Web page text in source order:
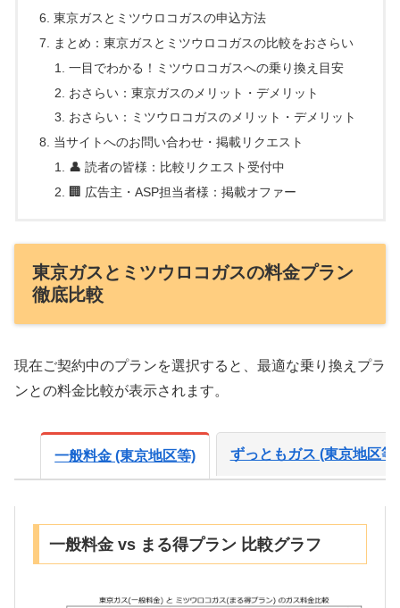
東京ガスとミツウロコガスの申込方法
まとめ：東京ガスとミツウロコガスの比較をおさらい
一目でわかる！ミツウロコガスへの乗り換え目安
おさらい：東京ガスのメリット・デメリット
おさらい：ミツウロコガスのメリット・デメリット
当サイトへのお問い合わせ・掲載リクエスト
👤 読者の皆様：比較リクエスト受付中
🏢 広告主・ASP担当者様：掲載オファー
東京ガスとミツウロコガスの料金プラン
徹底比較
現在ご契約中のプランを選択すると、最適な乗り換えプラ
ンとの料金比較が表示されます。
一般料金 (東京地区等) ずっともガス (東京地区等)
一般料金 vs まる得プラン 比較グラフ